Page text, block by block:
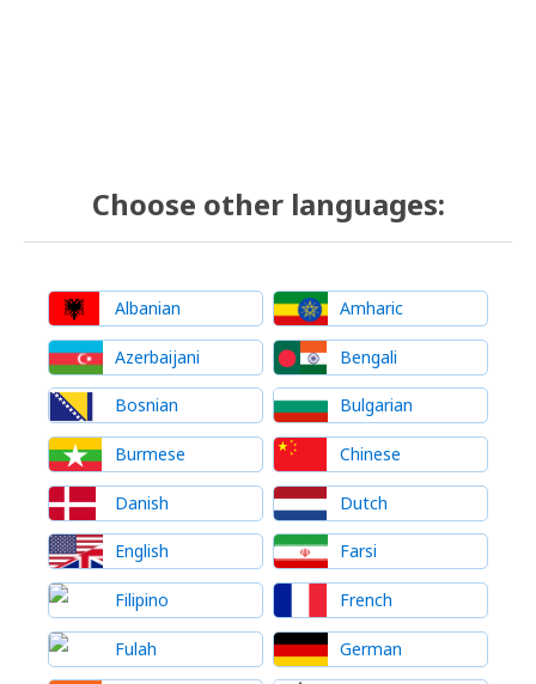
Choose other languages:
Albanian Amharic
Azerbaijani Bengali
Bosnian Bulgarian
Burmese Chinese
Danish Dutch
English Farsi
Filipino French
Fulah German